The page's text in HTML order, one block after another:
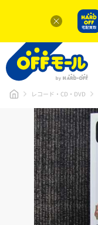
レコード・CD・DVD